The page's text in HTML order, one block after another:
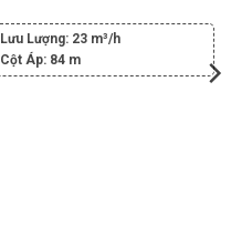
Lưu Lượng: 23 m³/h
Cột Áp: 84 m